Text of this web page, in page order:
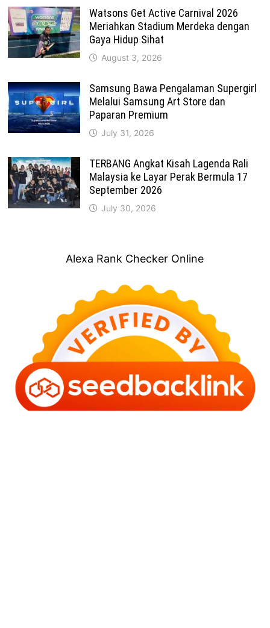
Watsons Get Active Carnival 2026
Meriahkan Stadium Merdeka dengan
Gaya Hidup Sihat
August 3, 2026
Samsung Bawa Pengalaman Supergirl
Melalui Samsung Art Store dan
Paparan Premium
July 31, 2026
TERBANG Angkat Kisah Lagenda Rali
Malaysia ke Layar Perak Bermula 17
September 2026
July 30, 2026
Alexa Rank Checker Online